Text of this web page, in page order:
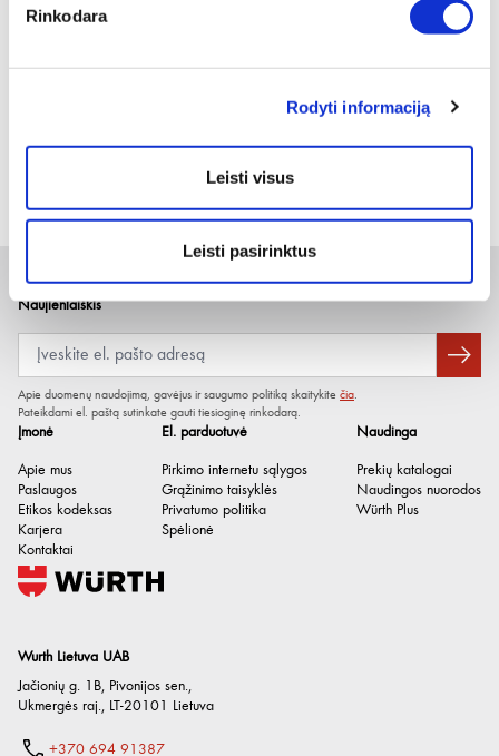
Rinkodara
Rodyti informaciją
Leisti visus
Leisti pasirinktus
FIKS. M39 8 CINKO DANGA
Wurth Lietuva UAB
Jačionių g. 1B, Pivonijos sen.,
Ukmergės raj., LT-20101 Lietuva
+370 694 91387
Įmonė
Apie mus
Paslaugos
Etikos kodeksas
Karjera
Kontaktai
El. parduotuvė
Pirkimo internetu sąlygos
Grąžinimo taisyklės
Privatumo politika
Spėlionė
Naudinga
Prekių katalogai
Naudingos nuorodos
Würth Plus
Naujienlaiškis
Apie duomenų naudojimą, gavėjus ir saugumo politiką skaitykite čia.
Pateikdami el. paštą sutinkate gauti tiesioginę rinkodarą.